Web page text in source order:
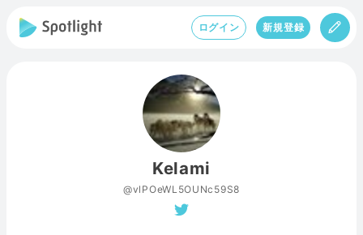
ログイン 新規登録
Kelami
@vlPOeWL5OUNc59S8